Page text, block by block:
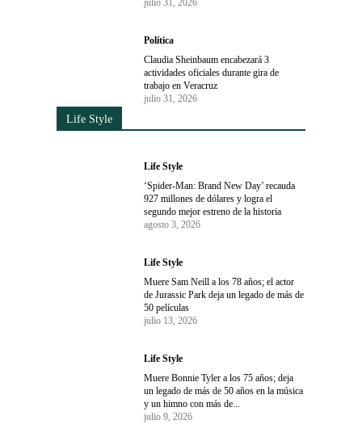
julio 31, 2026
Política
Claudia Sheinbaum encabezará 3
actividades oficiales durante gira de
trabajo en Veracruz
julio 31, 2026
Life Style
Life Style
‘Spider-Man: Brand New Day’ recauda
927 millones de dólares y logra el
segundo mejor estreno de la historia
agosto 3, 2026
Life Style
Muere Sam Neill a los 78 años; el actor
de Jurassic Park deja un legado de más de
50 películas
julio 13, 2026
Life Style
Muere Bonnie Tyler a los 75 años; deja
un legado de más de 50 años en la música
y un himno con más de...
julio 9, 2026